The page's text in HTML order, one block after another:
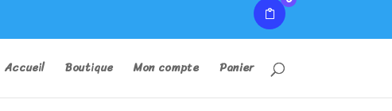
Accueil Boutique Mon compte Panier